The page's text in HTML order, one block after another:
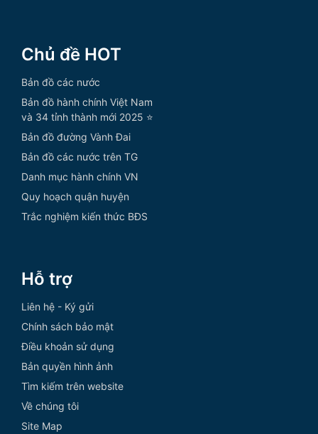
Chủ đề HOT
Bản đồ các nước
Bản đồ hành chính Việt Nam
và 34 tỉnh thành mới 2025 ⭐
Bản đồ đường Vành Đai
Bản đồ các nước trên TG
Danh mục hành chính VN
Quy hoạch quận huyện
Trắc nghiệm kiến thức BĐS
Hỗ trợ
Liên hệ - Ký gửi
Chính sách bảo mật
Điều khoản sử dụng
Bản quyền hình ảnh
Tìm kiếm trên website
Về chúng tôi
Site Map